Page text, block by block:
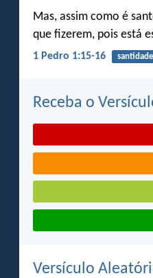
Mas, assim como é
que fizerem, pois está
1 Pedro 1:15-16 santidade
Receba o
Versículo